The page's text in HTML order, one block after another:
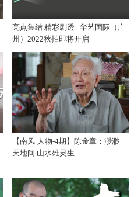
亮点集结 精彩剧透 | 华艺国际（广
州）2022秋拍即将开启
【南风·人物-4期】陈金章：渺渺
天地间 山水雄灵生